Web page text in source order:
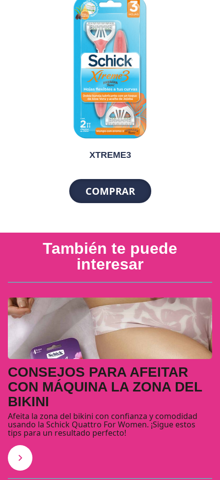
XTREME3
COMPRAR
También te puede
interesar
CONSEJOS PARA AFEITAR
CON MÁQUINA LA ZONA DEL
BIKINI
Afeita la zona del bikini con confianza y comodidad
usando la Schick Quattro For Women. ¡Sigue estos
tips para un resultado perfecto!